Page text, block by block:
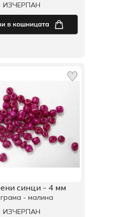
ИЗЧЕРПАН
синци - 4 мм
- малина
ИЗЧЕРПАН